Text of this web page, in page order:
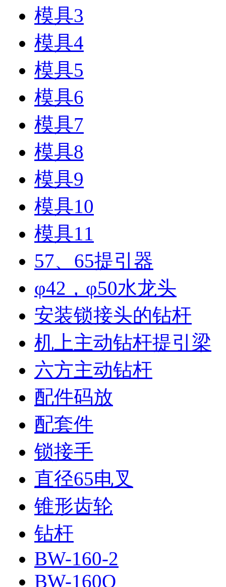
模具3
模具4
模具5
模具6
模具7
模具8
模具9
模具10
模具11
57、65提引器
φ42，φ50水龙头
安装锁接头的钻杆
机上主动钻杆提引梁
六方主动钻杆
配件码放
配套件
锁接手
直径65电叉
锥形齿轮
钻杆
BW-160-2
BW-160Q